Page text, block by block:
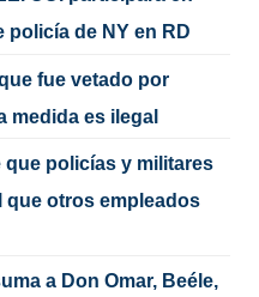
de NY en RD
fue vetado por
medida es ilegal
que policías y militares
que otros empleados
a Don Omar, Beéle,